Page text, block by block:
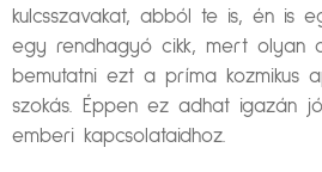
kulcsszavakat, abból te is, én is
egy rendhagyó cikk, mert olyan
bemutatni ezt a príma kozmikus
szokás. Éppen ez adhat igazán
emberi kapcsolataidhoz.